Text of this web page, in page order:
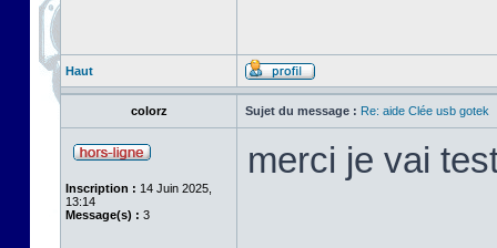
Haut
colorz Sujet du message : Re: aide Clée usb gotek
Inscription : 14 Juin 2025,
13:14
Message(s) : 3
merci je vai